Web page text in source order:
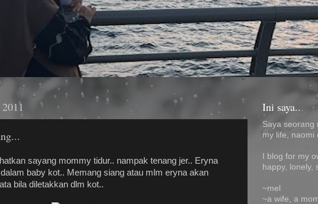
sayang mommy tidur.. nampak tenang jer.. Eryna
baby kot.. Memang siang atau mlm eryna akan
bila diletakkan dlm kot..
Ini saya..
Saya seorang
my life, naomi
I blog for my
happy, lonely,
~mel
~a wife, a